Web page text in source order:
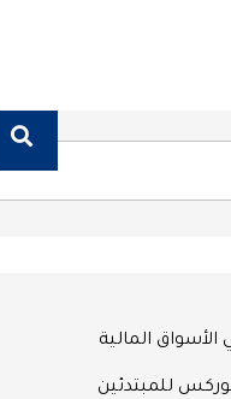
المالية
للمبتدئين